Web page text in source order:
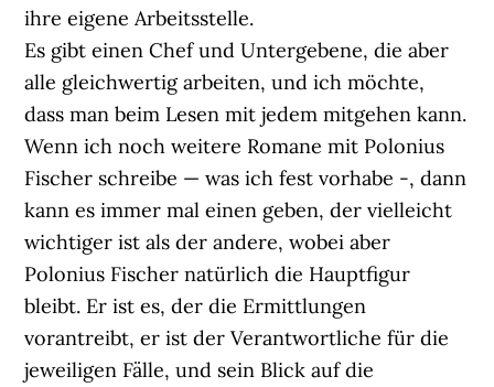
ihre eigene Arbeitsstelle.
Es gibt einen Chef und Untergebene, die aber
alle gleichwertig arbeiten, und ich möchte,
dass man beim Lesen mit jedem mitgehen kann.
Wenn ich noch weitere Romane mit Polonius
Fischer schreibe — was ich fest vorhabe -, dann
kann es immer mal einen geben, der vielleicht
wichtiger ist als der andere, wobei aber
Polonius Fischer natürlich die Hauptfigur
bleibt. Er ist es, der die Ermittlungen
vorantreibt, er ist der Verantwortliche für die
jeweiligen Fälle, und sein Blick auf die